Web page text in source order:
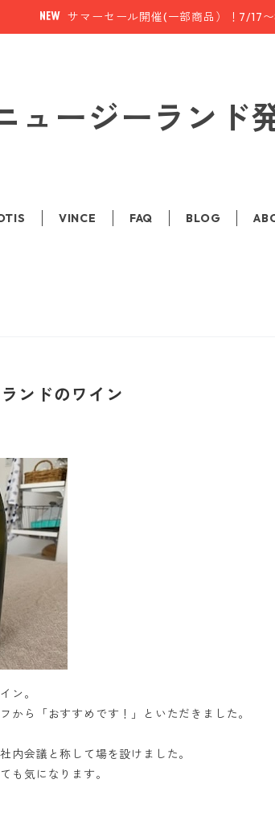
サマーセール開催(一部商品）！7/17
ージーランド
VINCE FAQ BLOG
ンドのワイン
ン。
から「おすすめです！」といただきました。
内会議と称して場を設けました。
も気になります。